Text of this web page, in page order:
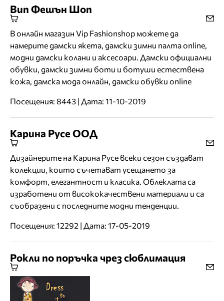
Вип Фешън Шоп
В онлайн магазин Vip Fashionshop можете да
намерите дамски якета, дамски зимни палта online,
модни дамски колани и аксесоари. Дамски официални
обувки, дамски зимни боти и ботуши естествена
кожа, дамска мода онлайн, дамски обувки online
Посещения: 8443 | Дата: 11-10-2019
Карина Русе ООД
Дизайнерите на Карина Русе всеки сезон създават
колекции, които съчетават усещането за
комфорт, елегантност и класика. Облеклата са
изработени от висококачествени материали и са
съобразени с последните модни тенденции.
Посещения: 12292 | Дата: 17-05-2019
Рокли по поръчка чрез сюблимация